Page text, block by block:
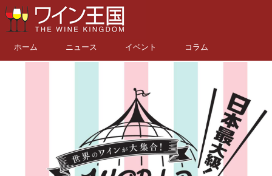
ホーム ニュース イベント コラム